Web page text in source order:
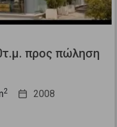
προς πώληση
2 2008